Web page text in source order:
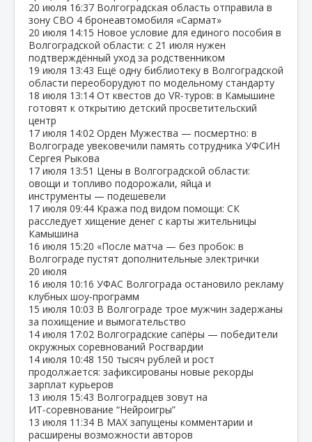
20 июля 16:37 Волгоградская область отправила в
зону СВО 4 бронеавтомобиля «Сармат»
20 июля 14:15 Новое условие для единого пособия в
Волгоградской области: с 21 июля нужен
подтверждённый уход за родственником
19 июля 13:43 Ещё одну библиотеку в Волгоградской
области переоборудуют по модельному стандарту
18 июля 13:14 От квестов до VR‑туров: в Камышине
готовят к открытию детский просветительский
центр
17 июля 14:02 Орден Мужества — посмертно: в
Волгограде увековечили память сотрудника УФСИН
Сергея Рыкова
17 июля 13:51 Цены в Волгоградской области:
овощи и топливо подорожали, яйца и
инструменты — подешевели
17 июля 09:44 Кража под видом помощи: СК
расследует хищение денег с карты жительницы
Камышина
16 июля 15:20 «После матча — без пробок: в
Волгограде пустят дополнительные электрички
20 июля
16 июля 10:16 УФАС Волгограда остановило рекламу
клубных шоу‑программ
15 июля 10:03 В Волгограде трое мужчин задержаны
за похищение и вымогательство
14 июля 17:02 Волгоградские сапёры — победители
окружных соревнований Росгвардии
14 июля 10:48 150 тысяч рублей и рост
продолжается: зафиксированы новые рекорды
зарплат курьеров
13 июля 15:43 Волгоградцев зовут на
ИТ‑соревнование “Нейроигры”
13 июля 11:34 В МАХ запущены комментарии и
расширены возможности авторов